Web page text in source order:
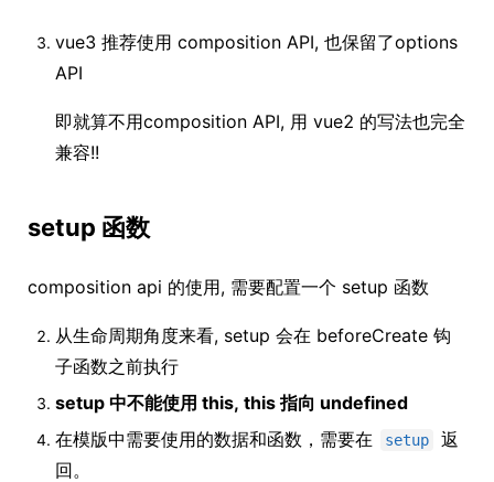
vue3 推荐使用 composition API, 也保留了options
API
即就算不用composition API, 用 vue2 的写法也完全
兼容!!
setup 函数
composition api 的使用, 需要配置一个 setup 函数
从生命周期角度来看, setup 会在 beforeCreate 钩
子函数之前执行
setup 中不能使用 this, this 指向 undefined
在模版中需要使用的数据和函数，需要在
setup
返
回。